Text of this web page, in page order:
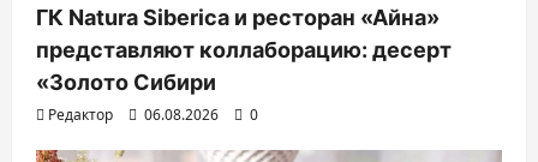
ГК Natura Siberica и ресторан «Айна»
представляют коллаборацию: десерт
«Золото Сибири
Редактор 06.08.2026 0